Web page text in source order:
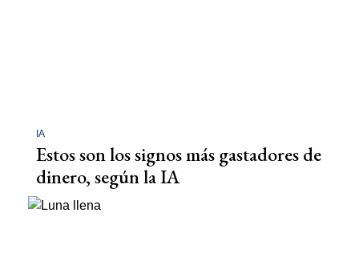
IA
Estos son los signos más gastadores de
dinero, según la IA